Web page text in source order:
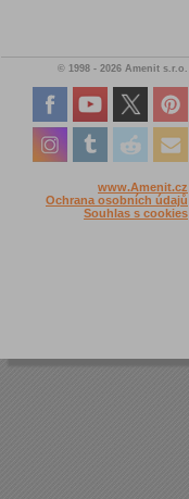
© 1998 - 2026 Amenit s.r.o.
www.Amenit.cz
Ochrana osobních údajů
Souhlas s cookies